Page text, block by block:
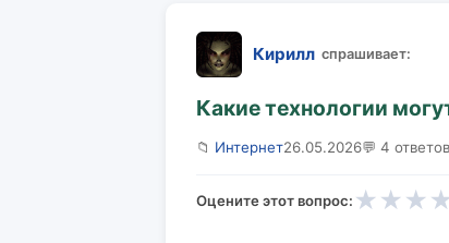
Кирилл спрашивает:
Какие технологии
📁 Интернет26.05.2026💬 4 ответов
Оцените этот вопрос: ★ ★ ★ ★